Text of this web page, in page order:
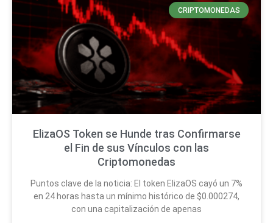
CRIPTOMONEDAS
ElizaOS Token se Hunde tras Confirmarse
el Fin de sus Vínculos con las
Criptomonedas
Puntos clave de la noticia: El token ElizaOS cayó un 7%
en 24 horas hasta un mínimo histórico de $0.000274,
con una capitalización de apenas